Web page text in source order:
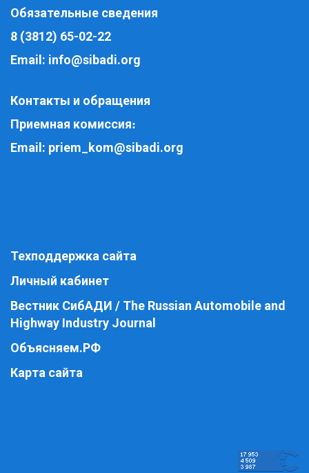
Обязательные сведения
8 (3812) 65-02-22
Email: info@sibadi.org
Контакты и обращения
Приемная комиссия:
Email: priem_kom@sibadi.org
Техподдержка сайта
Личный кабинет
Вестник СибАДИ / The Russian Automobile and
Highway Industry Journal
Объясняем.РФ
Карта сайта